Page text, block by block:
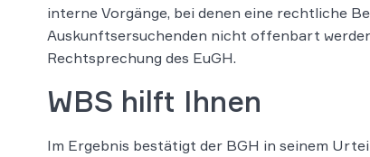
interne Vorgänge, bei denen eine rechtliche
Auskunftsersuchenden nicht offenbart
Rechtsprechung des EuGH.
WBS hilft Ihnen
Im Ergebnis bestätigt der BGH in seinem